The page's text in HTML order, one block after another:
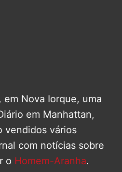
em Nova Iorque, uma
em Manhattan,
vendidos vários
com notícias sobre
o Homem-Aranha.